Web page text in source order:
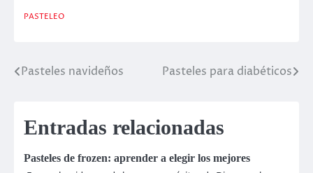
PASTELEO
Navegación
entradas
Pasteles navideños Pasteles para diabéticos
Entradas relacionadas
Pasteles de frozen: aprender a elegir los mejores